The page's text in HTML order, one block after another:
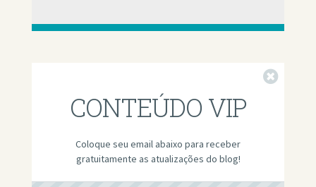
CONTEÚDO VIP
Coloque seu email abaixo para receber
gratuitamente as atualizações do blog!